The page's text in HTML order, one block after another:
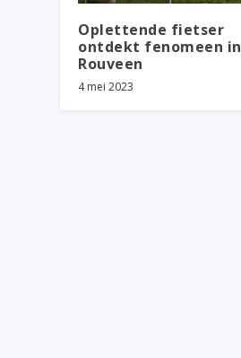
Oplettende fietser
ontdekt fenomeen in
Rouveen
4 mei 2023